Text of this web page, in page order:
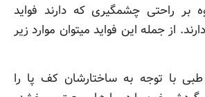
بر راحتی چشمگیری که دارند فواید
از جمله این فواید میتوان موارد زیر
با توجه به ساختارشان کف پا را